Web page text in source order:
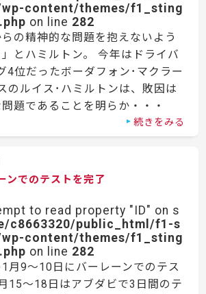
content/themes/f1_sting
on line 282
らの精神的な問題を抱えないよう
とハミルトン。 今年はドライバ
4位だったボーダフォン･マクラー
のルイス･ハミルトンは、敗因は
題であることを明らか・・・
続きをみる
ンでのテストを完了
to read property "ID" on s
c8663320/public_html/f1-s
content/themes/f1_sting
on line 282
月9〜10日にバーレーンでのテス
15〜18日はアブダビで3日間のテ